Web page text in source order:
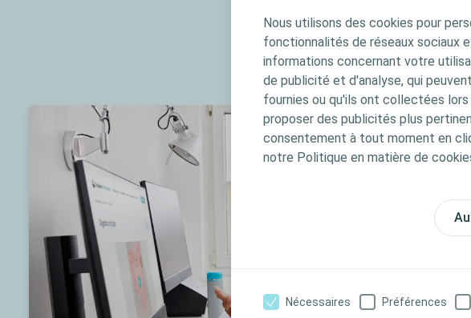
Nous utilisons des cookies pour
fonctionnalités de réseaux sociaux
informations concernant votre
de publicité et d'analyse, qui
fournies ou qu'ils ont collectées
proposer des publicités plus
consentement à tout moment en
notre Politique en matière de
Nécessaires Préférences
Une
Retrouvez nos